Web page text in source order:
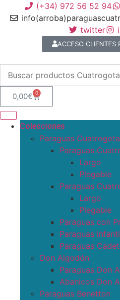
(+34) 972 56 52 94
twitter
ACCESO CLIENTES
0,00€ 0
Colecciones
Paraguas
Paraguas
Largo
Plegable
Paraguas
Largo
Plegable
Paraguas con
Paraguas
Paraguas
Don Algodón
Paraguas Don
Abanicos Don
Paraguas Benetton